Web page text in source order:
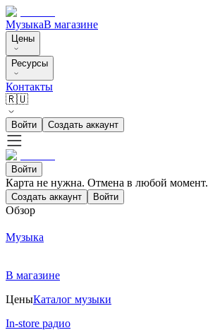
МузыкаВ магазине
Цены
Ресурсы
Контакты
🇷🇺
Войти Создать аккаунт
Войти
Карта не нужна. Отмена в любой момент.
Создать аккаунт Войти
Обзор
Музыка
В магазине
ЦеныКаталог музыки
In-store радио